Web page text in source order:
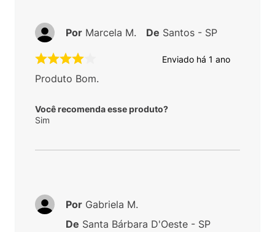
Enviado há 1 ano
Produto Bom.
Você recomenda esse produto?
Sim
Por Marcela M. De Santos - SP
Por Gabriela M.
De Santa Bárbara D'Oeste - SP